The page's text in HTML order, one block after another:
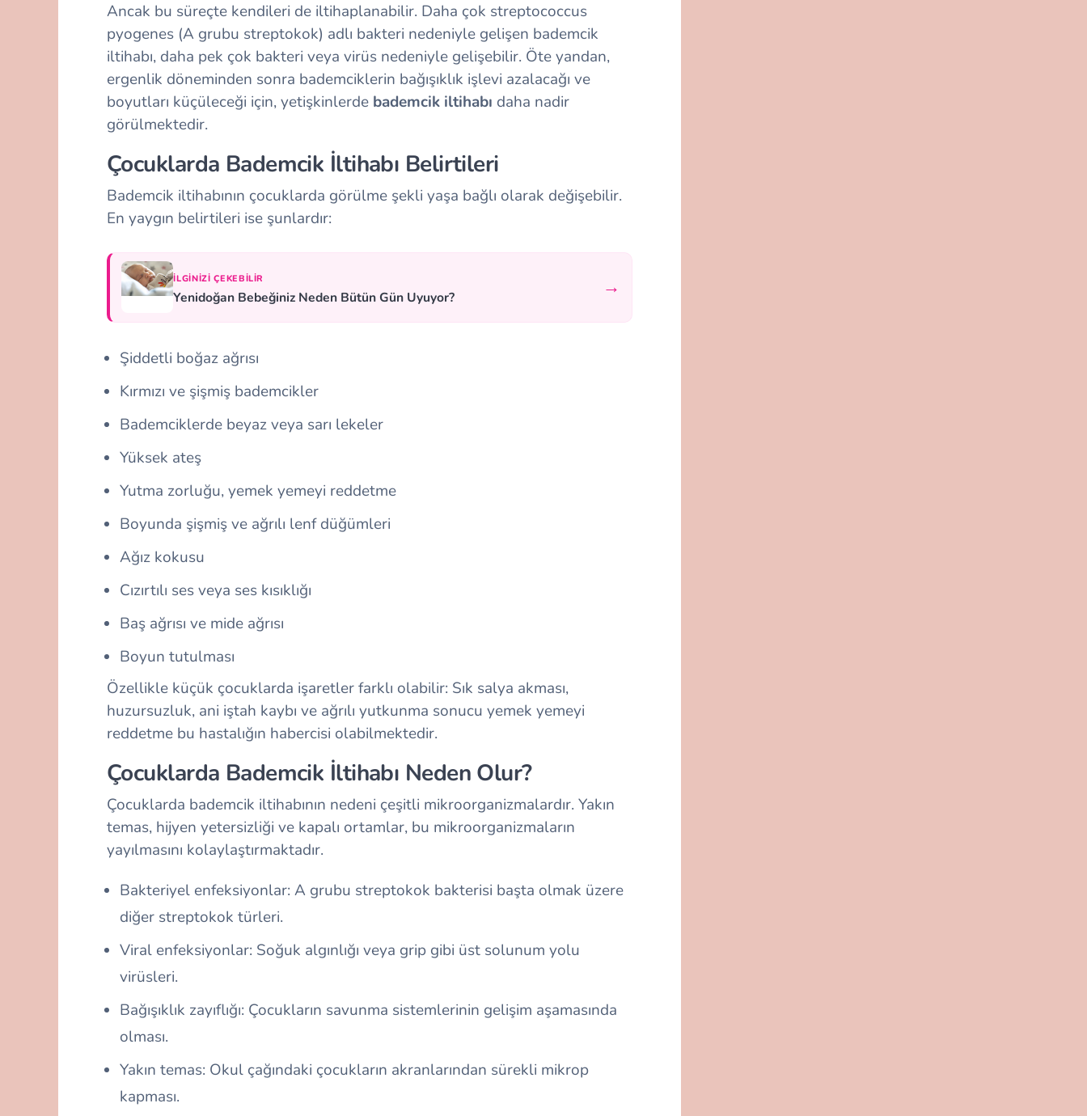
Ancak bu süreçte kendileri de iltihaplanabilir. Daha çok streptococcus
pyogenes (A grubu streptokok) adlı bakteri nedeniyle gelişen bademcik
iltihabı, daha pek çok bakteri veya virüs nedeniyle gelişebilir. Öte yandan,
ergenlik döneminden sonra bademciklerin bağışıklık işlevi azalacağı ve
boyutları küçüleceği için, yetişkinlerde bademcik iltihabı daha nadir
görülmektedir.
Çocuklarda Bademcik İltihabı Belirtileri
Bademcik iltihabının çocuklarda görülme şekli yaşa bağlı olarak değişebilir.
En yaygın belirtileri ise şunlardır:
İLGINIZI ÇEKEBILIR
Yenidoğan Bebeğiniz Neden Bütün Gün Uyuyor? →
Şiddetli boğaz ağrısı
Kırmızı ve şişmiş bademcikler
Bademciklerde beyaz veya sarı lekeler
Yüksek ateş
Yutma zorluğu, yemek yemeyi reddetme
Boyunda şişmiş ve ağrılı lenf düğümleri
Ağız kokusu
Cızırtılı ses veya ses kısıklığı
Baş ağrısı ve mide ağrısı
Boyun tutulması
Özellikle küçük çocuklarda işaretler farklı olabilir: Sık salya akması,
huzursuzluk, ani iştah kaybı ve ağrılı yutkunma sonucu yemek yemeyi
reddetme bu hastalığın habercisi olabilmektedir.
Çocuklarda Bademcik İltihabı Neden Olur?
Çocuklarda bademcik iltihabının nedeni çeşitli mikroorganizmalardır. Yakın
temas, hijyen yetersizliği ve kapalı ortamlar, bu mikroorganizmaların
yayılmasını kolaylaştırmaktadır.
Bakteriyel enfeksiyonlar: A grubu streptokok bakterisi başta olmak üzere
diğer streptokok türleri.
Viral enfeksiyonlar: Soğuk algınlığı veya grip gibi üst solunum yolu
virüsleri.
Bağışıklık zayıflığı: Çocukların savunma sistemlerinin gelişim aşamasında
olması.
Yakın temas: Okul çağındaki çocukların akranlarından sürekli mikrop
kapması.